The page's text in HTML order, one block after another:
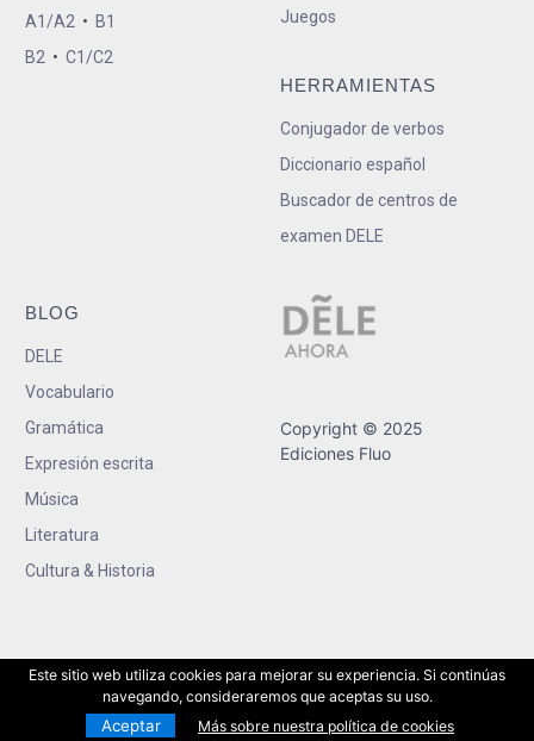
A1/A2 • B1
B2 • C1/C2
Juegos
HERRAMIENTAS
Conjugador de verbos
Diccionario español
Buscador de centros de
examen DELE
BLOG
DELE
Vocabulario
Gramática
Expresión escrita
Música
Literatura
Cultura & Historia
Copyright © 2025
Ediciones Fluo
Este sitio web utiliza cookies para mejorar su experiencia. Si continúas
navegando, consideraremos que aceptas su uso.
Aceptar Más sobre nuestra política de cookies